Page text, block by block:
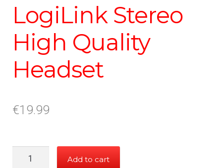
LogiLink Stereo
High Quality
Headset
€19.99
Add to cart